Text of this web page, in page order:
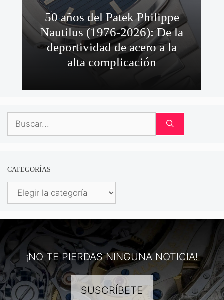
50 años del Patek Philippe
Nautilus (1976-2026): De la
deportividad de acero a la
alta complicación
Buscar:
CATEGORÍAS
Categorías
¡NO TE PIERDAS NINGUNA NOTICIA!
SUSCRÍBETE